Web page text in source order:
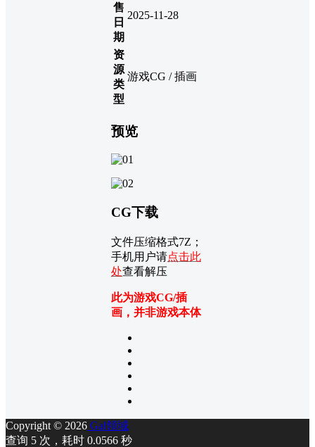
售
日
期
2025-11-28
资
源
类
型
游戏CG / 插画
预览
CG下载
文件压缩格式7Z；
手机用户请点击此
处查看解压
此为游戏CG/插
画，并非游戏本体
Copyright © 2026 Gal領域
查询 5 次，耗时 0.0566 秒